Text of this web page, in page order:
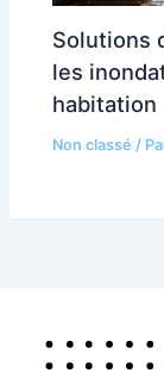
Solutions
les
habitation
Non classé /